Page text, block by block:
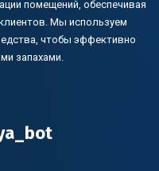
помещений, обеспечивая
Мы используем
чтобы эффективно
запахами.